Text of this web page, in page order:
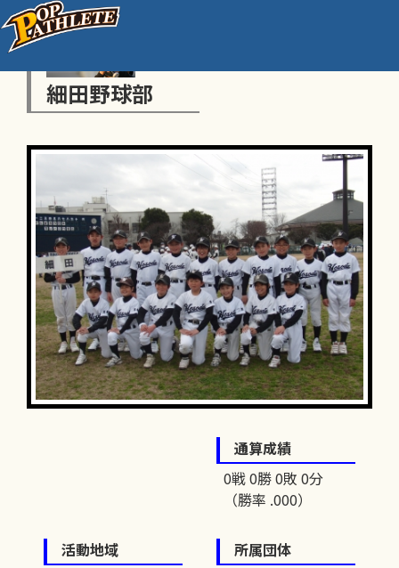
細田野球部
通算成績
0戦 0勝 0敗 0分
（勝率 .000）
活動地域
所属団体